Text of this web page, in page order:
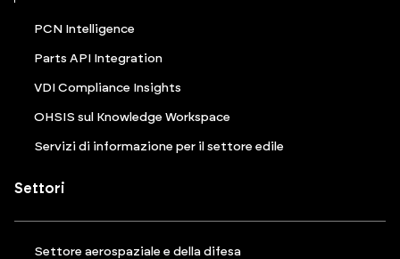
PCN Intelligence
Parts API Integration
VDI Compliance Insights
OHSIS sul Knowledge Workspace
Servizi di informazione per il settore edile
Settori
Settore aerospaziale e della difesa